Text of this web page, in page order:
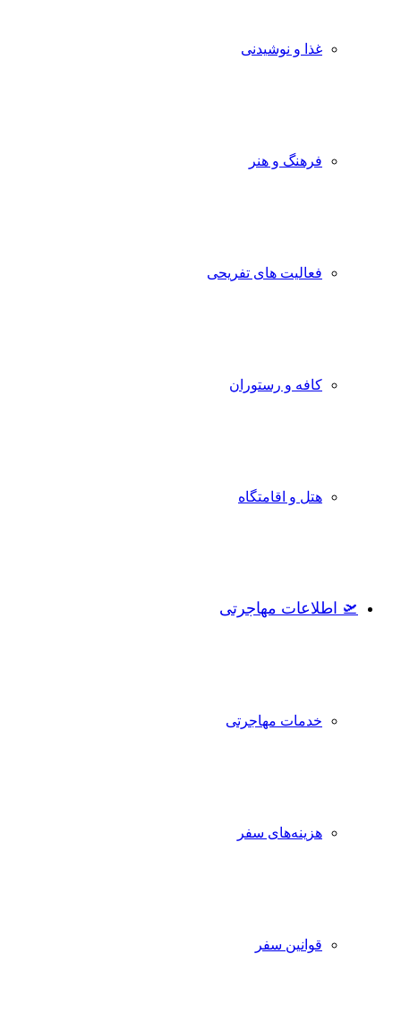
غذا و نوشیدنی
فرهنگ و هنر
فعالیت های تفریحی
کافه و رستوران
هتل و اقامتگاه
🛫 اطلاعات مهاجرتی
خدمات مهاجرتی
هزینه‌های سفر
قوانین سفر